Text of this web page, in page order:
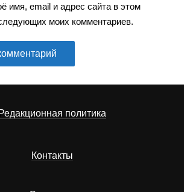
имя, email и адрес сайта в этом
моих комментариев.
Редакционная политика
Контакты